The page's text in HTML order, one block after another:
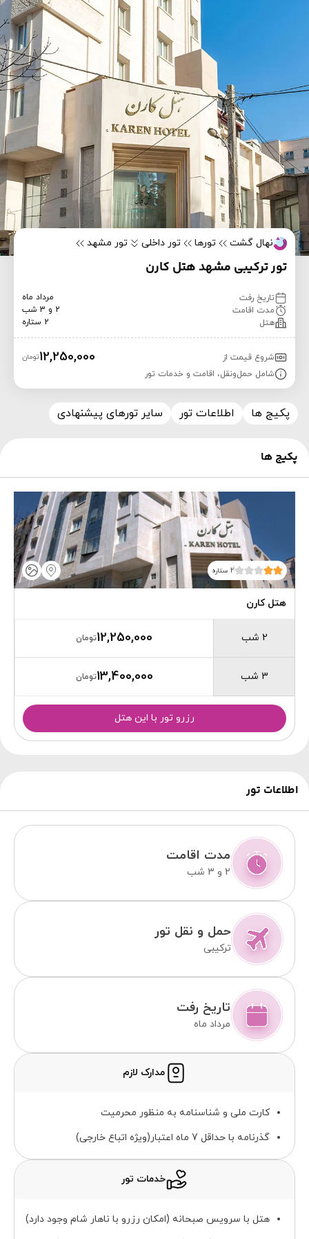
نهال گشت تورها تور داخلی تور مشهد
تور ترکیبی مشهد هتل کارن
تاریخ رفت
مرداد ماه
مدت اقامت
2 و 3 شب
هتل
2 ستاره
شروع قیمت از 12,250,000تومان
شامل حمل‌ونقل، اقامت و خدمات تور
پکیج ها اطلاعات تور سایر تورهای پیشنهادی
پکیج ها
2 ستاره
هتل کارن
2 شب
3 شب
12,250,000تومان
13,400,000تومان
رزرو تور با این هتل
اطلاعات تور
مدت اقامت
2 و 3 شب
حمل و نقل تور
ترکیبی
تاریخ رفت
مرداد ماه
مدارک لازم
کارت ملی و شناسنامه به منظور محرمیت
گذرنامه با حداقل 7 ماه اعتبار(ویژه اتباع خارجی)
خدمات تور
هتل با سرویس صبحانه (امکان رزرو با ناهار شام وجود دارد)